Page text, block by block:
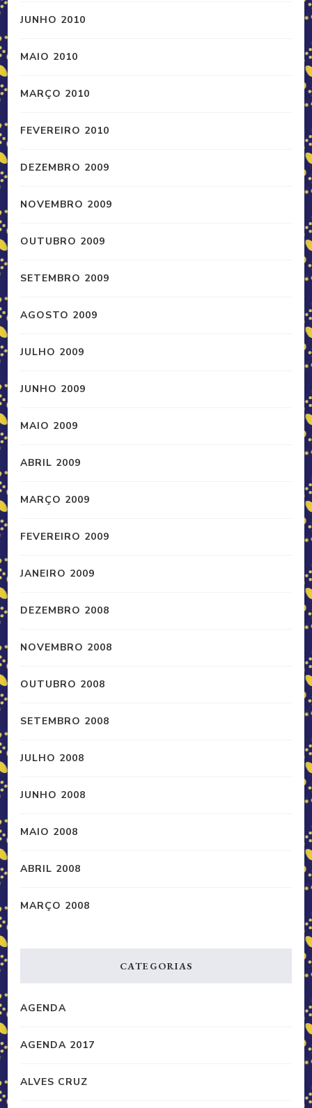
JUNHO 2010
MAIO 2010
MARÇO 2010
FEVEREIRO 2010
DEZEMBRO 2009
NOVEMBRO 2009
OUTUBRO 2009
SETEMBRO 2009
AGOSTO 2009
JULHO 2009
JUNHO 2009
MAIO 2009
ABRIL 2009
MARÇO 2009
FEVEREIRO 2009
JANEIRO 2009
DEZEMBRO 2008
NOVEMBRO 2008
OUTUBRO 2008
SETEMBRO 2008
JULHO 2008
JUNHO 2008
MAIO 2008
ABRIL 2008
MARÇO 2008
CATEGORIAS
AGENDA
AGENDA 2017
ALVES CRUZ